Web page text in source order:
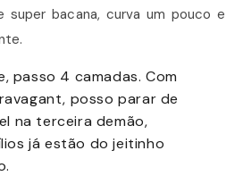
super bacana, curva um pouco e
passo 4 camadas. Com
posso parar de
na terceira demão,
já estão do jeitinho